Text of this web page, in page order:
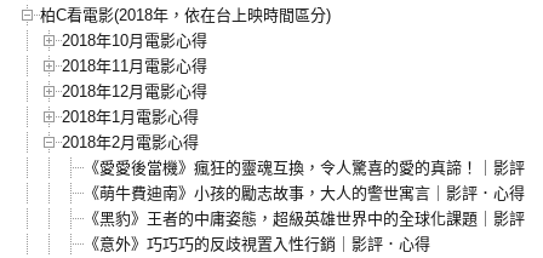
柏C看電影(2018年，依在台上映時間區分)
2018年10月電影心得
2018年11月電影心得
2018年12月電影心得
2018年1月電影心得
2018年2月電影心得
《愛愛後當機》瘋狂的靈魂互換，令人驚喜的愛的真諦！｜影評
《萌牛費迪南》小孩的勵志故事，大人的警世寓言｜影評．心得
《黑豹》王者的中庸姿態，超級英雄世界中的全球化課題｜影評
《意外》巧巧巧的反歧視置入性行銷｜影評．心得